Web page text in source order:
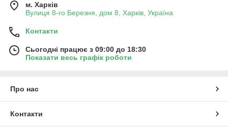
м. Харків
Вулиця 8-го Березня, дом 8, Харків, Україна
Контакти
Сьогодні працює з 09:00 до 18:30
Показати весь графік роботи
Про нас
Контакти